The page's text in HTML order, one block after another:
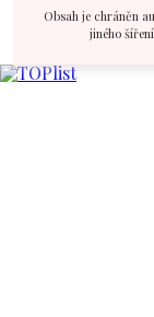
Obsah je chráněn
jiného